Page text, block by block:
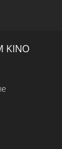
KINO